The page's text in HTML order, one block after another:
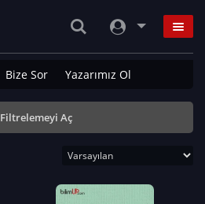
Bize Sor Yazarımız Ol
Filtrelemeyi Aç